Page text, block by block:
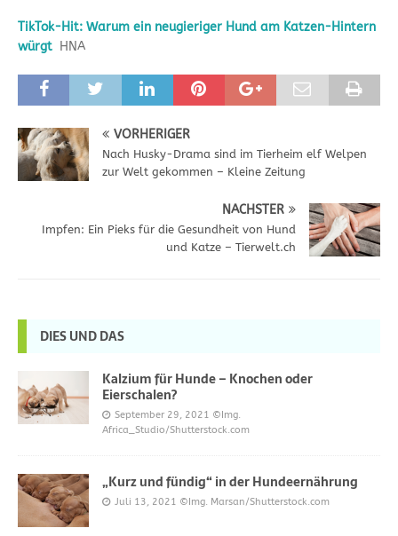
TikTok-Hit: Warum ein neugieriger Hund am Katzen-Hintern
würgt HNA
VORHERIGER
Nach Husky-Drama sind im Tierheim elf Welpen
zur Welt gekommen – Kleine Zeitung
NÄCHSTER
Impfen: Ein Pieks für die Gesundheit von Hund
und Katze – Tierwelt.ch
DIES UND DAS
Kalzium für Hunde – Knochen oder
Eierschalen?
September 29, 2021 ©Img.
Africa_Studio/Shutterstock.com
„Kurz und fündig“ in der Hundeernährung
Juli 13, 2021 ©Img. Marsan/Shutterstock.com